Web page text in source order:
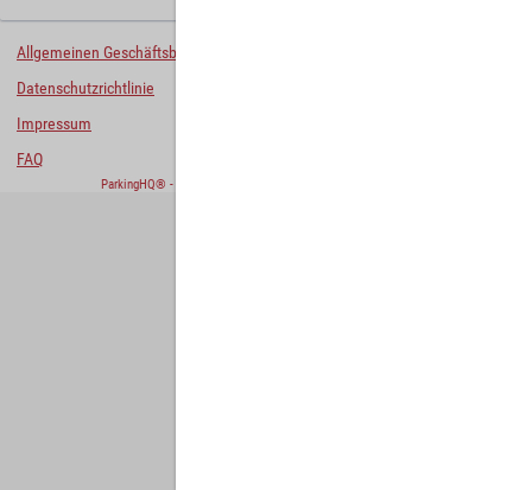
Allgemeinen Geschäftsbedingungen
Datenschutzrichtlinie
Impressum
FAQ
ParkingHQ® - eine Lösung von